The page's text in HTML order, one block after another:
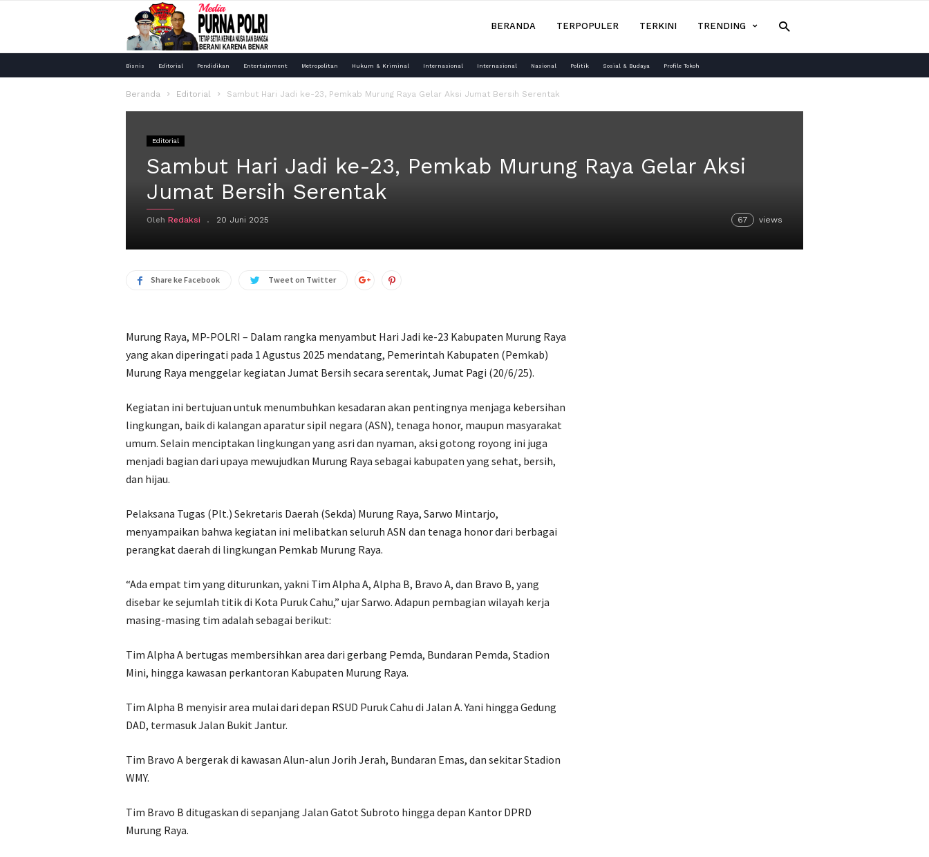
Purna
BERANDA TERPOPULER TERKINI TRENDING
Bisnis Editorial Pendidikan Entertainment Metropolitan Hukum & Kriminal Internasional Internasional Nasional Politik Sosial & Budaya Profile Tokoh
Beranda Editorial Sambut Hari Jadi ke-23, Pemkab Murung Raya Gelar Aksi Jumat Bersih Serentak
Editorial
Sambut Hari Jadi ke-23, Pemkab Murung Raya Gelar Aksi
Jumat Bersih Serentak
Oleh Redaksi 20 Juni 2025 67 views
Share ke Facebook Tweet on Twitter
Murung Raya, MP-POLRI – Dalam rangka menyambut Hari Jadi ke-23 Kabupaten Murung Raya
yang akan diperingati pada 1 Agustus 2025 mendatang, Pemerintah Kabupaten (Pemkab)
Murung Raya menggelar kegiatan Jumat Bersih secara serentak, Jumat Pagi (20/6/25).
Kegiatan ini bertujuan untuk menumbuhkan kesadaran akan pentingnya menjaga kebersihan
lingkungan, baik di kalangan aparatur sipil negara (ASN), tenaga honor, maupun masyarakat
umum. Selain menciptakan lingkungan yang asri dan nyaman, aksi gotong royong ini juga
menjadi bagian dari upaya mewujudkan Murung Raya sebagai kabupaten yang sehat, bersih,
dan hijau.
Pelaksana Tugas (Plt.) Sekretaris Daerah (Sekda) Murung Raya, Sarwo Mintarjo,
menyampaikan bahwa kegiatan ini melibatkan seluruh ASN dan tenaga honor dari berbagai
perangkat daerah di lingkungan Pemkab Murung Raya.
“Ada empat tim yang diturunkan, yakni Tim Alpha A, Alpha B, Bravo A, dan Bravo B, yang
disebar ke sejumlah titik di Kota Puruk Cahu,” ujar Sarwo. Adapun pembagian wilayah kerja
masing-masing tim adalah sebagai berikut:
Tim Alpha A bertugas membersihkan area dari gerbang Pemda, Bundaran Pemda, Stadion
Mini, hingga kawasan perkantoran Kabupaten Murung Raya.
Tim Alpha B menyisir area mulai dari depan RSUD Puruk Cahu di Jalan A. Yani hingga Gedung
DAD, termasuk Jalan Bukit Jantur.
Tim Bravo A bergerak di kawasan Alun-alun Jorih Jerah, Bundaran Emas, dan sekitar Stadion
WMY.
Tim Bravo B ditugaskan di sepanjang Jalan Gatot Subroto hingga depan Kantor DPRD
Murung Raya.